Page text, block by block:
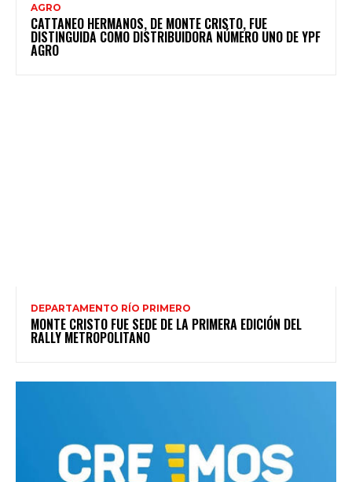
AGRO
CATTANEO HERMANOS, DE MONTE CRISTO, FUE
DISTINGUIDA COMO DISTRIBUIDORA NÚMERO UNO DE YPF
AGRO
DEPARTAMENTO RÍO PRIMERO
MONTE CRISTO FUE SEDE DE LA PRIMERA EDICIÓN DEL
RALLY METROPOLITANO